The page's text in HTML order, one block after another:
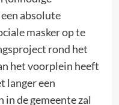
absolute
masker op te
rond het
het voorplein heeft
langer een
de gemeente zal